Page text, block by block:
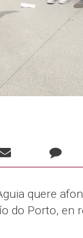
quere
do Porto, en